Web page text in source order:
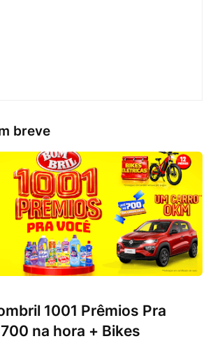
breve
1001 Prêmios Pra
na hora + Bikes